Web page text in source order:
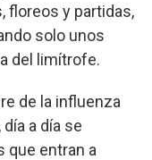
floreos y partidas,
solo unos
del limítrofe.
de la influenza
a día se
que entran a